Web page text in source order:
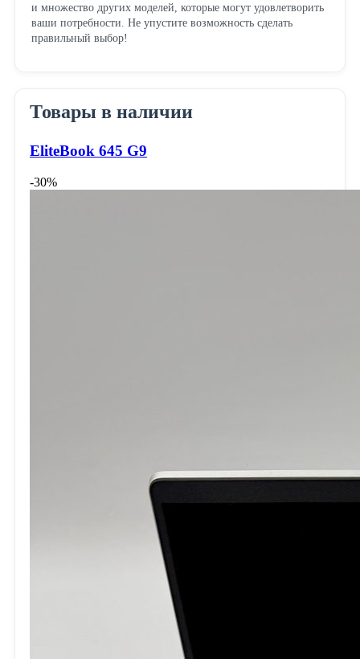
и множество других моделей, которые могут удовлетворить
ваши потребности. Не упустите возможность сделать
правильный выбор!
Товары в наличии
EliteBook 645 G9
-30%